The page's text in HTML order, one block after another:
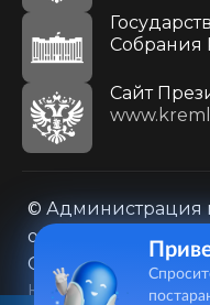
Собрания
Cайт
© Администрация
образования
Саратов»
Контакты
Карта